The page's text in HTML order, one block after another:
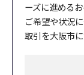
ーズに進める
ご希望や状況
取引を大阪市